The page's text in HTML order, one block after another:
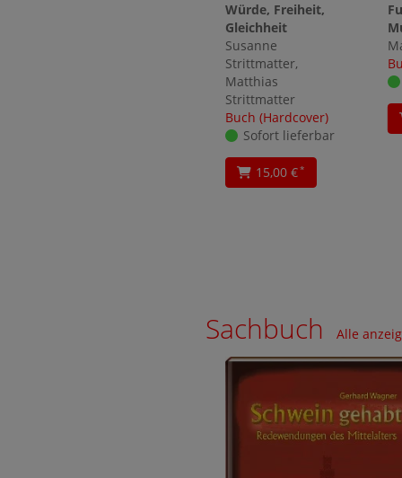
Würde, Freiheit,
Gleichheit
Susanne
Strittmatter,
Matthias
Strittmatter
Buch (Hardcover)
Sofort lieferbar
15,00 €*
Sachbuch Alle